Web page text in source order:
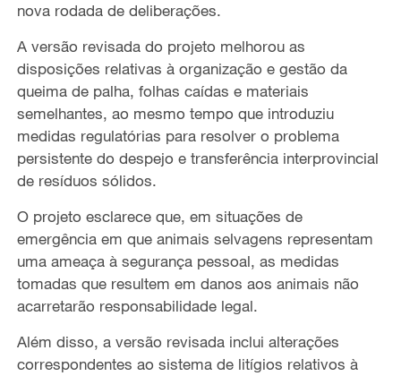
nova rodada de deliberações.
A versão revisada do projeto melhorou as
disposições relativas à organização e gestão da
queima de palha, folhas caídas e materiais
semelhantes, ao mesmo tempo que introduziu
medidas regulatórias para resolver o problema
persistente do despejo e transferência interprovincial
de resíduos sólidos.
O projeto esclarece que, em situações de
emergência em que animais selvagens representam
uma ameaça à segurança pessoal, as medidas
tomadas que resultem em danos aos animais não
acarretarão responsabilidade legal.
Além disso, a versão revisada inclui alterações
correspondentes ao sistema de litígios relativos à